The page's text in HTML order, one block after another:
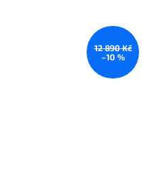
12 890 Kč
–10 %